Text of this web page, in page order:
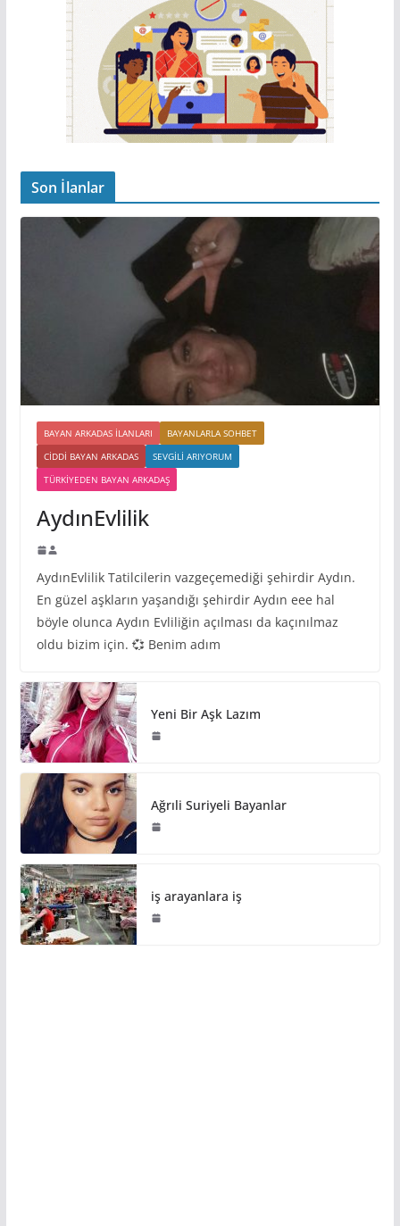
Son İlanlar
BAYAN ARKADAS ILANLARI
BAYANLARLA SOHBET
CIDDI BAYAN ARKADAS
SEVGILI ARIYORUM
TÜRKIYEDEN BAYAN ARKADAŞ
AydınEvlilik
AydınEvlilik Tatilcilerin vazgeçemediği şehirdir Aydın.
En güzel aşkların yaşandığı şehirdir Aydın eee hal
böyle olunca Aydın Evliliğin açılması da kaçınılmaz
oldu bizim için. 💞 Benim adım
Yeni Bir Aşk Lazım
Ağrıli Suriyeli Bayanlar
iş arayanlara iş